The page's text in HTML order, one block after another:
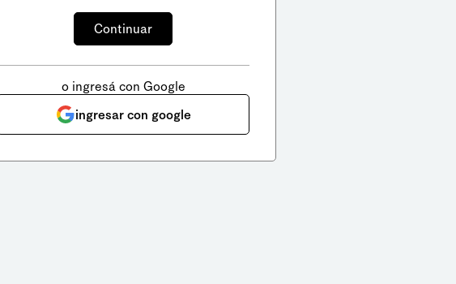
o ingresá con Google
ingresar con google